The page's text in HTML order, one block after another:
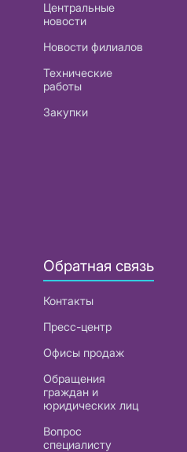
Центральные
новости
Новости филиалов
Технические
работы
Закупки
Обратная связь
Контакты
Пресс-центр
Офисы продаж
Обращения
граждан и
юридических лиц
Вопрос
специалисту